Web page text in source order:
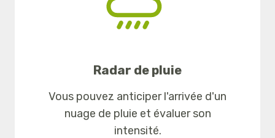
Radar de pluie
Vous pouvez anticiper l'arrivée d'un
nuage de pluie et évaluer son
intensité.